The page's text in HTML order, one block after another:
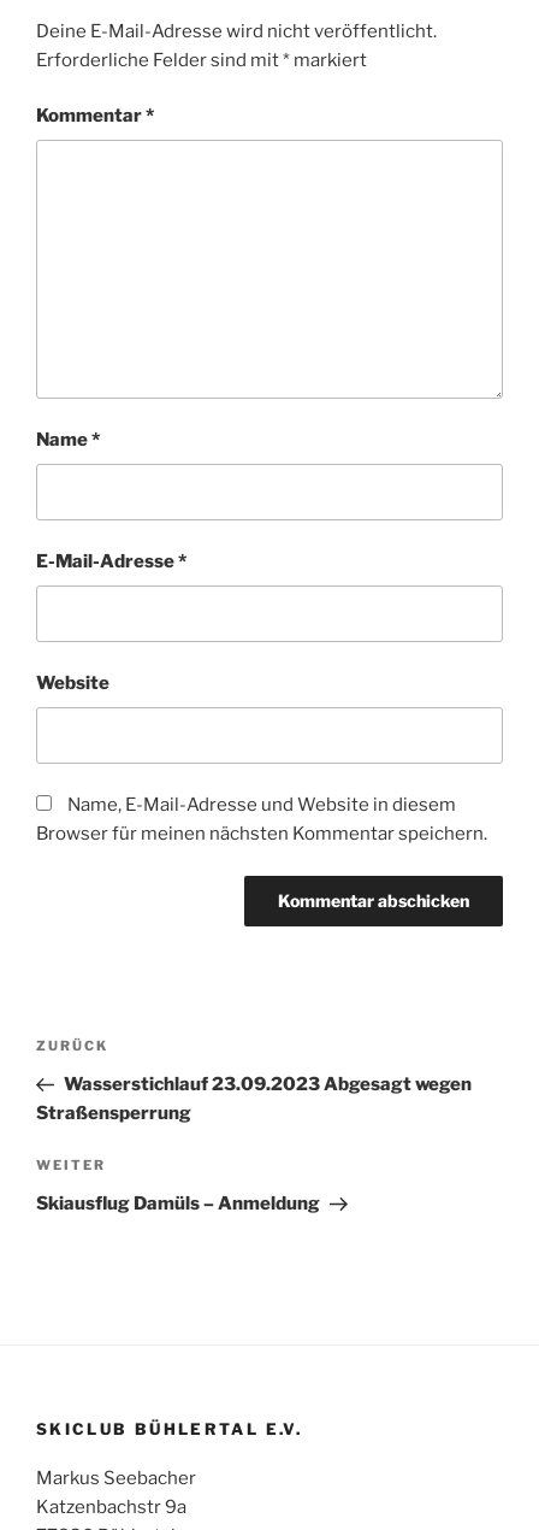
Deine E-Mail-Adresse wird nicht veröffentlicht.
Erforderliche Felder sind mit* markiert
Kommentar*
Name*
E-Mail-Adresse*
Website
Name, E-Mail-Adresse und Website in diesem
Browser für meinen nächsten Kommentar speichern.
Beitragsnavigation
Vorheriger
Beitrag
ZURÜCK
Wasserstichlauf 23.09.2023 Abgesagt wegen
Straßensperrung
Nächster
Beitrag
WEITER
Skiausflug Damüls – Anmeldung
SKICLUB BÜHLERTAL E.V.
Markus Seebacher
Katzenbachstr 9a